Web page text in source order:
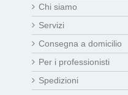
Chi siamo
Servizi
Consegna a domicilio
Per i professionisti
Spedizioni